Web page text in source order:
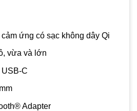
ứng có sạc không dây Qi
vừa và lớn
C
Adapter